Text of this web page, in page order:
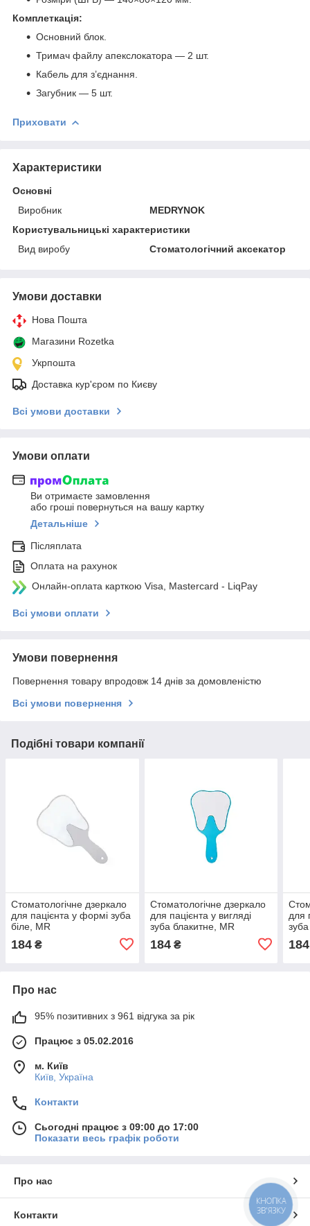
Комплеткація:
Основний блок.
Тримач файлу апекслокатора — 2 шт.
Кабель для з’єднання.
Загубник — 5 шт.
Приховати
Характеристики
Основні
Виробник
MEDRYNOK
Користувальницькі характеристики
Вид виробу
Стоматологічний аксекатор
Умови доставки
Нова Пошта
Магазини Rozetka
Укрпошта
Доставка кур'єром по Києву
Всі умови доставки
Умови оплати
Ви отримаєте замовлення
або гроші повернуться на вашу картку
Детальніше
Післяплата
Оплата на рахунок
Онлайн-оплата карткою Visa, Mastercard - LiqPay
Всі умови оплати
Умови повернення
Повернення товару впродовж 14 днів за домовленістю
Всі умови повернення
Подібні товари компанії
Стоматологічне дзеркало
для пацієнта у формі зуба
біле, MR
184 ₴
Стоматологічне дзеркало
для пацієнта у вигляді
зуба блакитне, MR
184₴
для
184
Про нас
95% позитивних з 961 відгука за рік
Працює з 05.02.2016
м. Київ
Київ, Україна
Контакти
Сьогодні працює з 09:00 до 17:00
Показати весь графік роботи
Про нас
Контакти
КНОПКА
ЗВ'ЯЗКУ